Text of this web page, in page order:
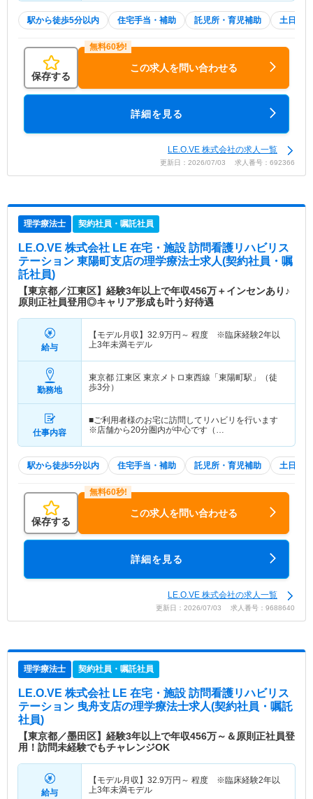
駅から徒歩5分以内 住宅手当・補助 託児所・育児補助 土日祝休
保存する
この求人を問い合わせる
詳細を見る
LE.O.VE 株式会社の求人一覧
更新日：2026/07/03 求人番号：692366
理学療法士 契約社員・嘱託社員
LE.O.VE 株式会社 LE 在宅・施設 訪問看護リハビリス
テーション 東陽町支店の理学療法士求人(契約社員・嘱
託社員)
【東京都／江東区】経験3年以上で年収456万＋インセンあり♪
原則正社員登用◎キャリア形成も叶う好待遇
給与
【モデル月収】 32.9万円～ 程度 ※臨床経験2年以
上3年未満モデル
勤務地
東京都 江東区 東京メトロ東西線「東陽町駅」（徒
歩3分）
仕事内容
■ご利用者様のお宅に訪問してリハビリを行います
※店舗から20分圏内が中心です（…
駅から徒歩5分以内 住宅手当・補助 託児所・育児補助 土日祝休
保存する
この求人を問い合わせる
詳細を見る
LE.O.VE 株式会社の求人一覧
更新日：2026/07/03 求人番号：9688640
理学療法士 契約社員・嘱託社員
LE.O.VE 株式会社 LE 在宅・施設 訪問看護リハビリス
テーション 曳舟支店の理学療法士求人(契約社員・嘱託
社員)
【東京都／墨田区】経験3年以上で年収456万～＆原則正社員登
用！訪問未経験でもチャレンジOK
給与
【モデル月収】 32.9万円～ 程度 ※臨床経験2年以
上3年未満モデル